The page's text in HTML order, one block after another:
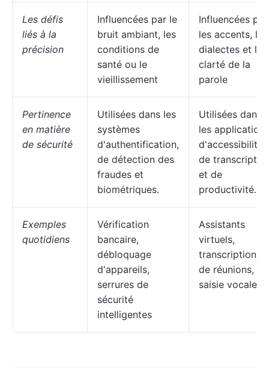
Les défis
liés à la
précision
Influencées par le
bruit ambiant, les
conditions de
santé ou le
vieillissement
Influencées par
les accents, les
dialectes et la
clarté de la
parole
Pertinence
en matière
de sécurité
Utilisées dans les
systèmes
d'authentification,
de détection des
fraudes et
biométriques.
Utilisées dans
les applications
d'accessibilité,
de
et de
productivité.
Exemples
quotidiens
Vérification
bancaire,
débloquage
d'appareils,
serrures de
sécurité
intelligentes
Assistants
virtuels,
transcriptions
de réunions,
saisie vocale